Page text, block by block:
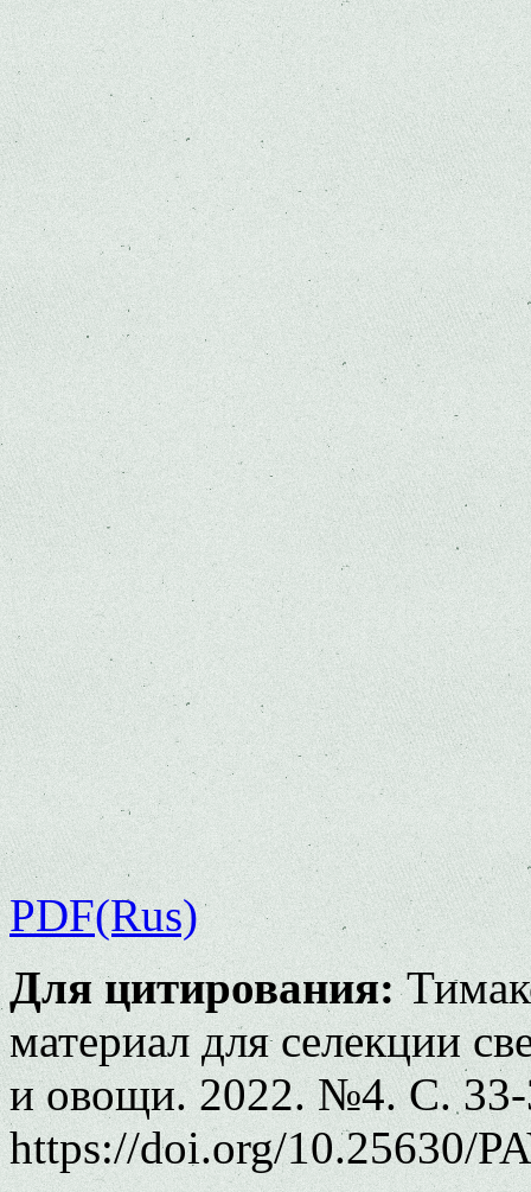
PDF(Rus)
Для цитирования:
материал для селекции
и овощи. 2022. №4. С.
https://doi.org/10.25630/